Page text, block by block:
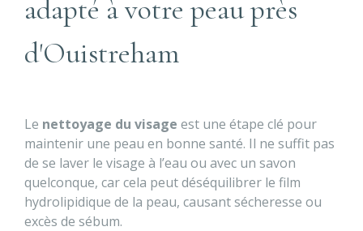
adapté à votre peau près
d'Ouistreham
Le nettoyage du visage est une étape clé pour
maintenir une peau en bonne santé. Il ne suffit pas
de se laver le visage à l’eau ou avec un savon
quelconque, car cela peut déséquilibrer le film
hydrolipidique de la peau, causant sécheresse ou
excès de sébum.